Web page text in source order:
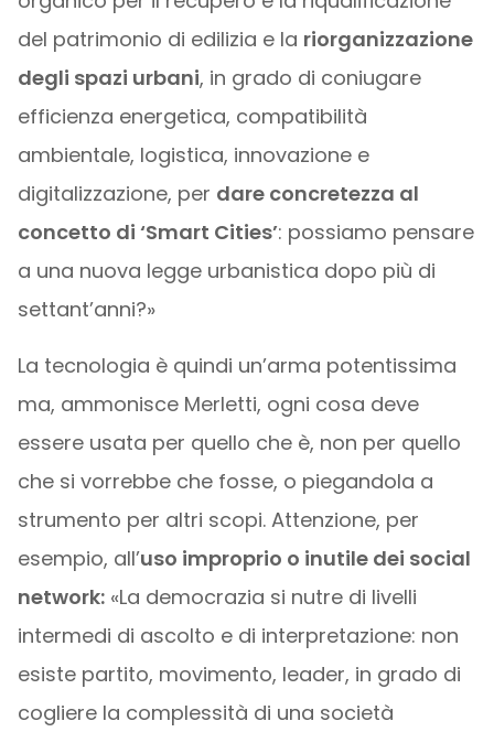
del patrimonio di edilizia e la riorganizzazione
degli spazi urbani, in grado di coniugare
efficienza energetica, compatibilità
ambientale, logistica, innovazione e
digitalizzazione, per dare concretezza al
concetto di ‘Smart Cities’: possiamo pensare
a una nuova legge urbanistica dopo più di
settant’anni?»
La tecnologia è quindi un’arma potentissima
ma, ammonisce Merletti, ogni cosa deve
essere usata per quello che è, non per quello
che si vorrebbe che fosse, o piegandola a
strumento per altri scopi. Attenzione, per
esempio, all’uso improprio o inutile dei social
network:«La democrazia si nutre di livelli
intermedi di ascolto e di interpretazione: non
esiste partito, movimento, leader, in grado di
cogliere la complessità di una società